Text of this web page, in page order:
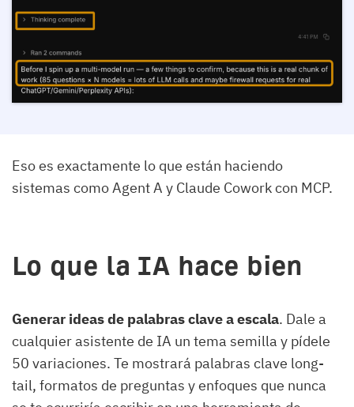
Eso es exactamente lo que están haciendo
sistemas como Agent A y Claude Cowork con MCP.
Lo que la IA hace bien
Generar ideas de palabras clave a escala. Dale a
cualquier asistente de IA un tema semilla y pídele
50 variaciones. Te mostrará palabras clave long-
tail, formatos de preguntas y enfoques que nunca